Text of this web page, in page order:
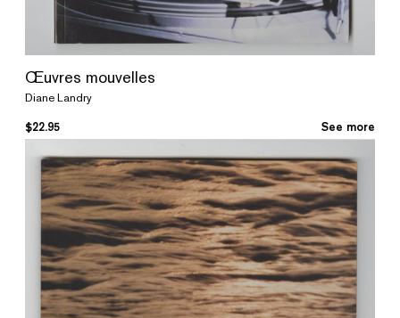
Œuvres mouvelles
Diane Landry
$22.95 See more